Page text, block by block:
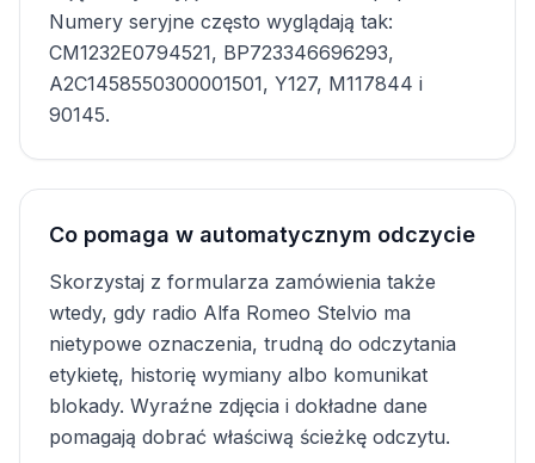
Numery seryjne często wyglądają tak:
CM1232E0794521, BP723346696293,
A2C1458550300001501, Y127, M117844 i
90145.
Co pomaga w automatycznym odczycie
Skorzystaj z formularza zamówienia także
wtedy, gdy radio Alfa Romeo Stelvio ma
nietypowe oznaczenia, trudną do odczytania
etykietę, historię wymiany albo komunikat
blokady. Wyraźne zdjęcia i dokładne dane
pomagają dobrać właściwą ścieżkę odczytu.